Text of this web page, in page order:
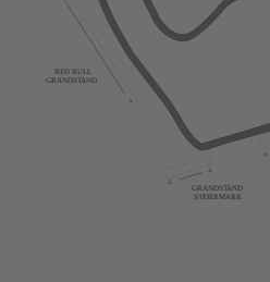
GRANDSTAND
STEIERMARK
RED BULL
GRANDSTAND
Q
A
A